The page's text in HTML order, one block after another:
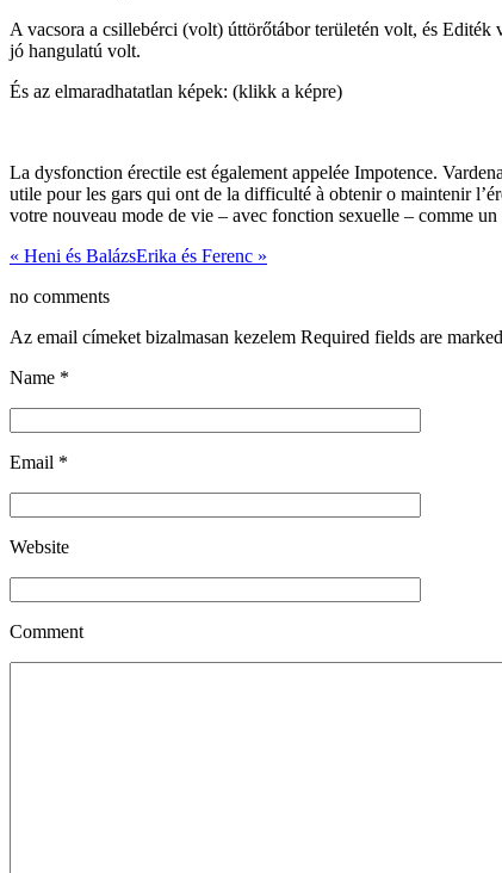
A vacsora a csillebérci (volt) úttörőtábor területén volt, és
jó hangulatú volt.
És az elmaradhatatlan képek: (klikk a képre)
La dysfonction érectile est également appelée Impotence.
utile pour les gars qui ont de la difficulté à obtenir o maintenir
votre nouveau mode de vie – avec fonction sexuelle – comme
« Heni és BalázsErika és Ferenc »
no comments
Az email címeket bizalmasan kezelem Required fields are marked
Name *
Email *
Website
Comment